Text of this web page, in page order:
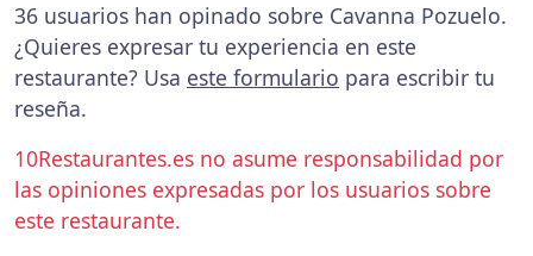
36 usuarios han opinado sobre Cavanna Pozuelo.
¿Quieres expresar tu experiencia en este
restaurante? Usa este formulario para escribir tu
reseña.
10Restaurantes.es no asume responsabilidad por
las opiniones expresadas por los usuarios sobre
este restaurante.